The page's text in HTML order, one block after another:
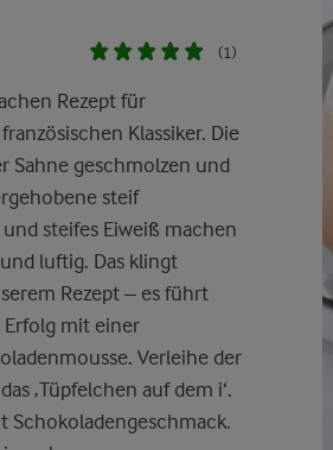
(1)
Rezept für
Klassiker. Die
Sahne geschmolzen und
steif
steifes Eiweiß machen
luftig. Das klingt
Rezept – es führt
mit einer
Verleihe der
‚Tüpfelchen auf dem i‘.
Schokoladengeschmack.